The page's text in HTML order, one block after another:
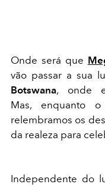
Onde será que
vão passar a sua
Botswana, onde
Mas, enquanto
relembramos os
da realeza para
Independente do